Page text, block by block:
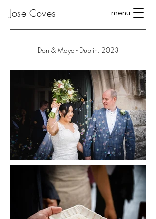
Jose Coves menu
Don & Maya - Dublín, 2023